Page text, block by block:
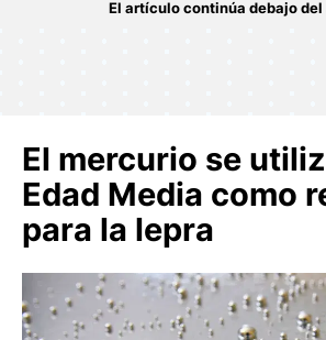
El mercurio se
Edad Media como
para la lepra